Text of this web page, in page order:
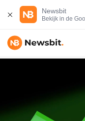
Newsbit
Bekijk in de